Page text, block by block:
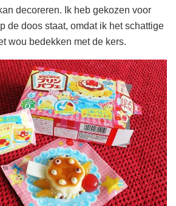
decoreren. Ik heb gekozen voor
de doos staat, omdat ik het schattige
wou bedekken met de kers.